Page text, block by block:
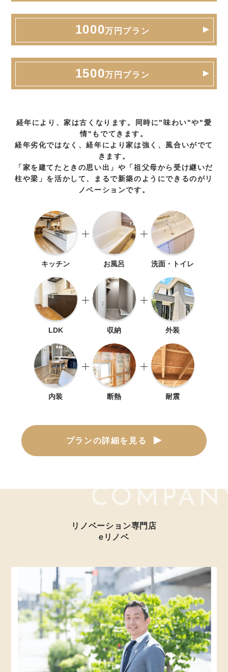
1000万円プラン
1500万円プラン
経年により、家は古くなります。同時に"味わい"や"愛
情"もでてきます。
経年劣化ではなく、経年により家は強く、風合いがでて
きます。
「家を建てたときの思い出」や「祖父母から受け継いだ
柱や梁」を活かして、まるで新築のようにできるのがリ
ノベーションです。
キッチン お風呂 洗面・トイレ
LDK 収納 外装
内装 断熱 耐震
プランの詳細を見る
リノベーション専門店
eリノベ